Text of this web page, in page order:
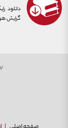
دانلود
گرایش